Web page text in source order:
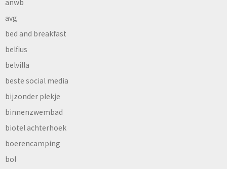
anwb
avg
bed and breakfast
belfius
belvilla
beste social media
bijzonder plekje
binnenzwembad
biotel achterhoek
boerencamping
bol